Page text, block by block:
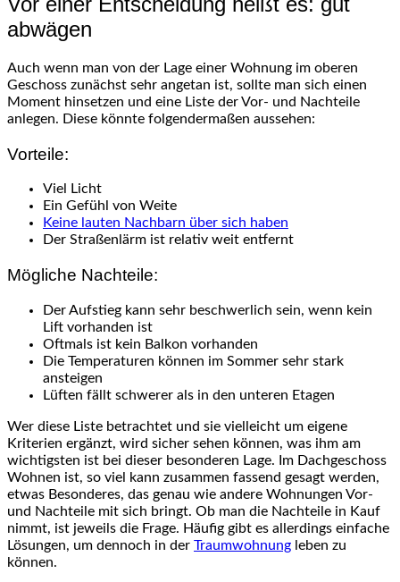
abwägen
Auch wenn man von der Lage einer Wohnung im oberen
Geschoss zunächst sehr angetan ist, sollte man sich einen
Moment hinsetzen und eine Liste der Vor- und Nachteile
anlegen. Diese könnte folgendermaßen aussehen:
Vorteile:
Viel Licht
Ein Gefühl von Weite
Keine lauten Nachbarn über sich haben
Der Straßenlärm ist relativ weit entfernt
Mögliche Nachteile:
Der Aufstieg kann sehr beschwerlich sein, wenn kein
Lift vorhanden ist
Oftmals ist kein Balkon vorhanden
Die Temperaturen können im Sommer sehr stark
ansteigen
Lüften fällt schwerer als in den unteren Etagen
Wer diese Liste betrachtet und sie vielleicht um eigene
Kriterien ergänzt, wird sicher sehen können, was ihm am
wichtigsten ist bei dieser besonderen Lage. Im Dachgeschoss
Wohnen ist, so viel kann zusammen fassend gesagt werden,
etwas Besonderes, das genau wie andere Wohnungen Vor-
und Nachteile mit sich bringt. Ob man die Nachteile in Kauf
nimmt, ist jeweils die Frage. Häufig gibt es allerdings einfache
Lösungen, um dennoch in der Traumwohnung leben zu
können.